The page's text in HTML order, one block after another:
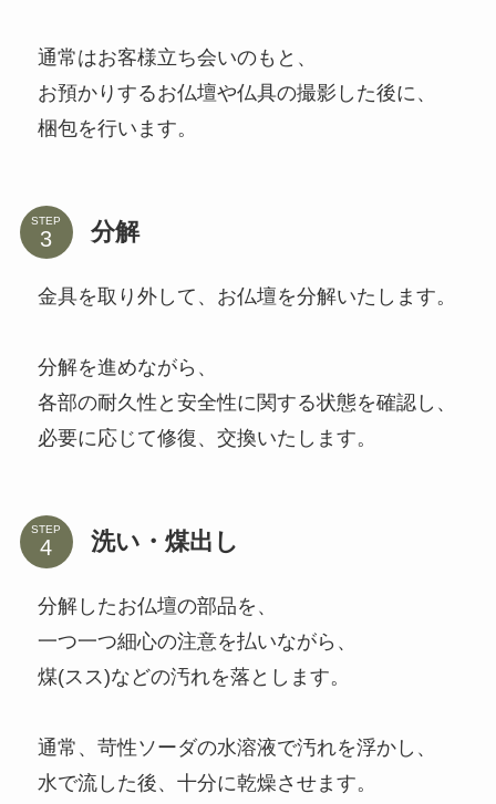
通常はお客様立ち会いのもと、
お預かりするお仏壇や仏具の撮影した後に、
梱包を行います。
STEP 分解
金具を取り外して、お仏壇を分解いたします。
分解を進めながら、
各部の耐久性と安全性に関する状態を確認し、
必要に応じて修復、交換いたします。
STEP 洗い・煤出し
分解したお仏壇の部品を、
一つ一つ細心の注意を払いながら、
煤(スス)などの汚れを落とします。
通常、苛性ソーダの水溶液で汚れを浮かし、
水で流した後、十分に乾燥させます。